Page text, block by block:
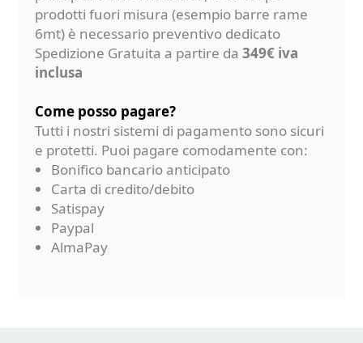
prodotti fuori misura (esempio barre rame
6mt) è necessario preventivo dedicato
Spedizione Gratuita a partire da 349€ iva
inclusa
Come posso pagare?
Tutti i nostri sistemi di pagamento sono sicuri
e protetti. Puoi pagare comodamente con:
Bonifico bancario anticipato
Carta di credito/debito
Satispay
Paypal
AlmaPay